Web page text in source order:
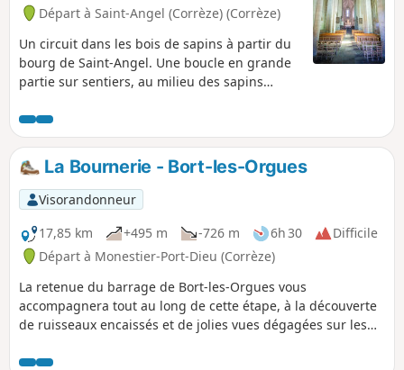
Départ à Saint-Angel (Corrèze) (Corrèze)
Un circuit dans les bois de sapins à partir du
bourg de Saint-Angel. Une boucle en grande
partie sur sentiers, au milieu des sapins
par le magnifique prieuré du XIIe siècle.
La Bournerie - Bort-les-Orgues
Visorandonneur
17,85 km
+495 m -726 m 6h 30
Difficile
Départ à Monestier-Port-Dieu (Corrèze)
La retenue du barrage de Bort-les-Orgues vous
accompagnera tout au long de cette étape, à la découverte
de ruisseaux encaissés et de jolies vues dégagées sur les